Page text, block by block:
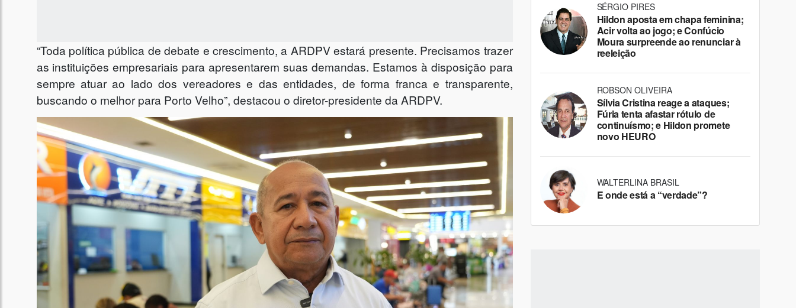
“Toda política pública de debate e crescimento, a ARDPV estará presente. Precisamos trazer
as instituições empresariais para apresentarem suas demandas. Estamos à disposição para
sempre atuar ao lado dos vereadores e das entidades, de forma franca e transparente,
buscando o melhor para Porto Velho”, destacou o diretor-presidente da ARDPV.
SÉRGIO PIRES
Hildon aposta em chapa feminina;
Acir volta ao jogo; e Confúcio
Moura surpreende ao renunciar à
reeleição
ROBSON OLIVEIRA
Sílvia Cristina reage a ataques;
Fúria tenta afastar rótulo de
continuísmo; e Hildon promete
novo HEURO
WALTERLINA BRASIL
E onde está a “verdade”?